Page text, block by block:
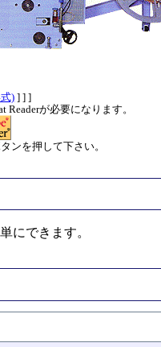
) ] ] ]
Readerが必要になります。
ンを押して下さい。
にできます。